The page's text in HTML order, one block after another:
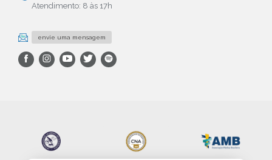
Atendimento: 8 às 17h
envie uma mensagem